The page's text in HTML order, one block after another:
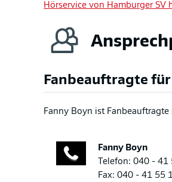
Hörservice von Hamburger SV
Fanbeauftragte
Fanny Boyn ist
Fanny Boyn
Telefon: 040 -
Fax: 040 - 41 55